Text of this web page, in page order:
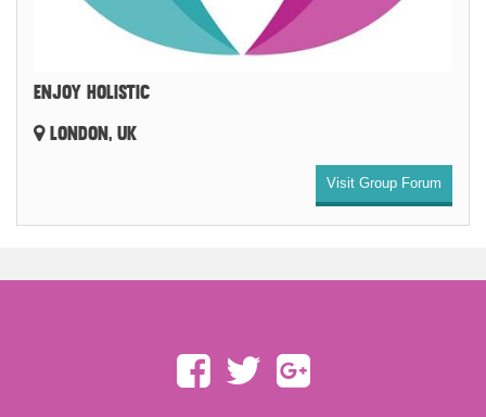
ENJOY HOLISTIC
LONDON, UK
Visit Group Forum